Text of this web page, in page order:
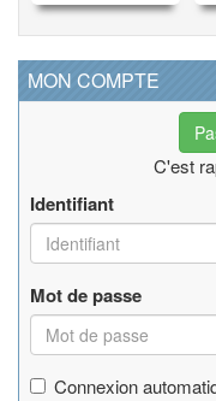
MON COMPTE
C'est
Identifiant
Mot de passe
Connexion